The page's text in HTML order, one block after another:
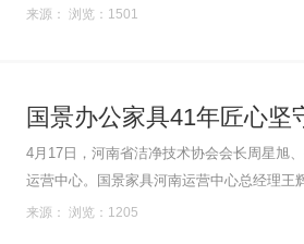
新技术、新产品研究和开发的高科技经济实
来源： 浏览：1501
国景办公家具41年匠心坚
4月17日，河南省洁净技术协会会长周星旭
运营中心。国景家具河南运营中心总经理王
立于1983年，至今已历经41年的风雨。公
来源： 浏览：1205